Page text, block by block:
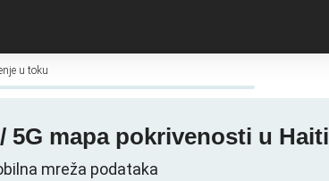
u toku
5G mapa pokrivenosti u Haiti
mreža podataka